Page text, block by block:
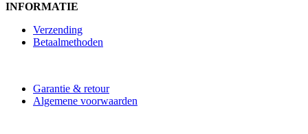
INFORMATIE
Verzending
Betaalmethoden
Garantie & retour
Algemene voorwaarden